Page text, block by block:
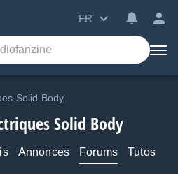
FR
Solid Body
Solid Body
Annonces Forums Tutos